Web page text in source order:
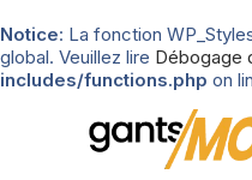
Notice: La fonction
global. Veuillez lire Débogage
includes/functions.php on